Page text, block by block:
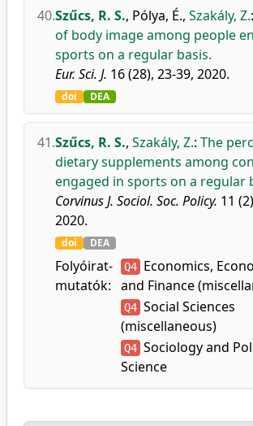
40.Szűcs, R. S., Pólya, É., Szakály, Z.:
of body image among people
sports on a regular basis.
Eur. Sci. J. 16 (28), 23-39, 2020.
doi DEA
41.Szűcs, R. S., Szakály, Z.: The
dietary supplements among
engaged in sports on a regular
Corvinus J. Sociol. Soc. Policy. 11
2020.
doi DEA
Folyóirat-
mutatók:
Q4 Economics,
and Finance
Q4 Social Sciences
(miscellaneous)
Q4 Sociology and
Science